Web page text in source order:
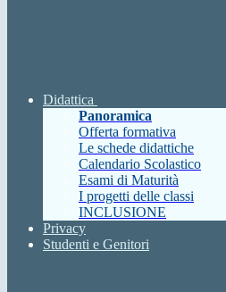
Didattica
Panoramica
Offerta formativa
Le schede didattiche
Calendario Scolastico
Esami di Maturità
I progetti delle classi
INCLUSIONE
Privacy
Studenti e Genitori